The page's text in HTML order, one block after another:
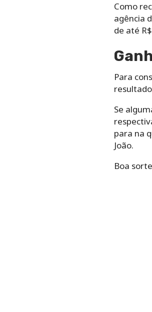
Como
agência
de até
Para
Se
para na
João.
Boa